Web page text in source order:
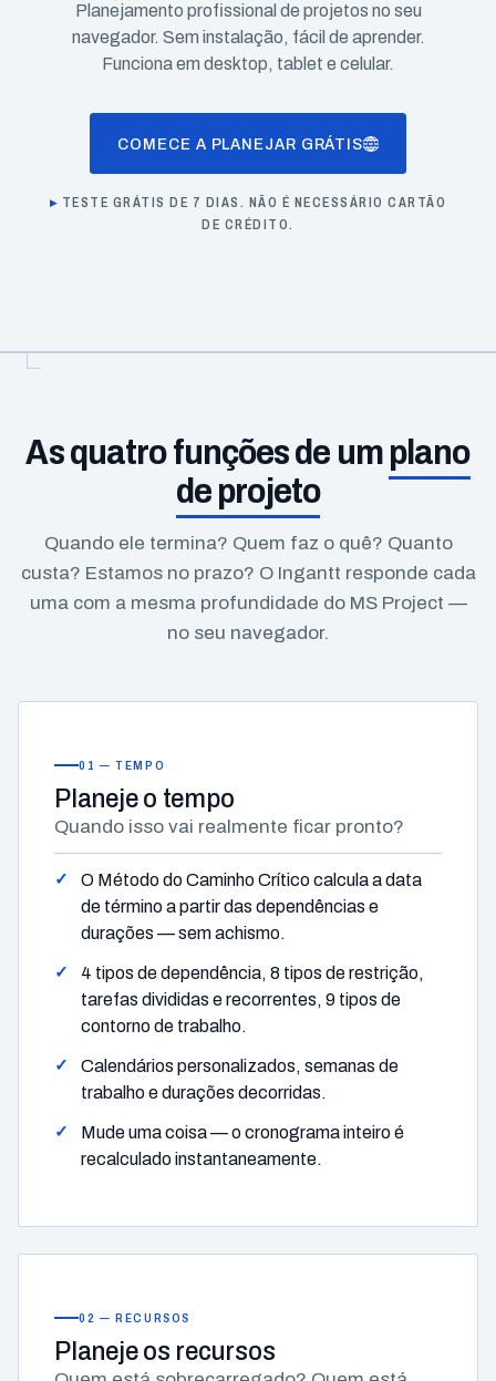
Planejamento profissional de projetos no seu
navegador. Sem instalação, fácil de aprender.
Funciona em desktop, tablet e celular.
COMECE A PLANEJAR GRÁTIS
TESTE GRÁTIS DE 7 DIAS. NÃO É NECESSÁRIO CARTÃO
DE CRÉDITO.
As quatro funções de um plano
de projeto
Quando ele termina? Quem faz o quê? Quanto
custa? Estamos no prazo? O Ingantt responde cada
uma com a mesma profundidade do MS Project —
no seu navegador.
01 — TEMPO
Planejeo tempo
Quando isso vai realmente ficar pronto?
O Método do Caminho Crítico calcula a data
de término a partir das dependências e
durações — sem achismo.
4 tipos de dependência, 8 tipos de restrição,
tarefas divididas e recorrentes, 9 tipos de
contorno de trabalho.
Calendários personalizados, semanas de
trabalho e durações decorridas.
Mude uma coisa — o cronograma inteiro é
recalculado instantaneamente.
02 — RECURSOS
Planejeos recursos